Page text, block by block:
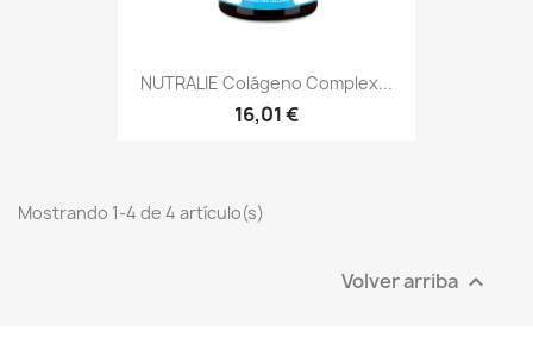
NUTRALIE Colágeno Complex...
16,01 €
Mostrando 1-4 de 4 artículo(s)
Volver arriba 